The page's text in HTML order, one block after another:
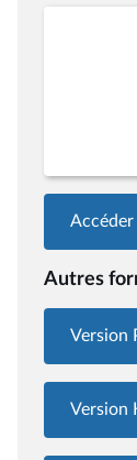
Accéder
Autres
Version
Version